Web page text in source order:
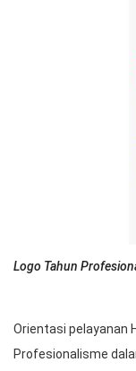
Logo Tahun
Orientasi pelayanan
Profesionalisme